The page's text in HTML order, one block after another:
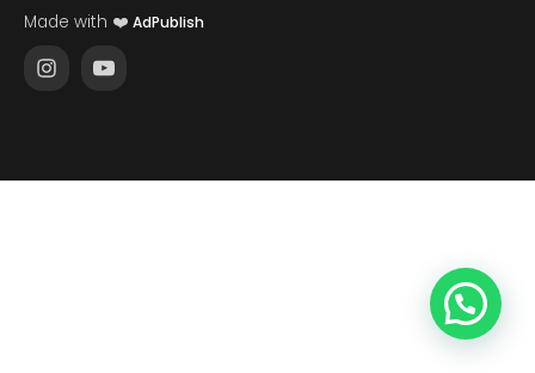
Made with ❤️ AdPublish